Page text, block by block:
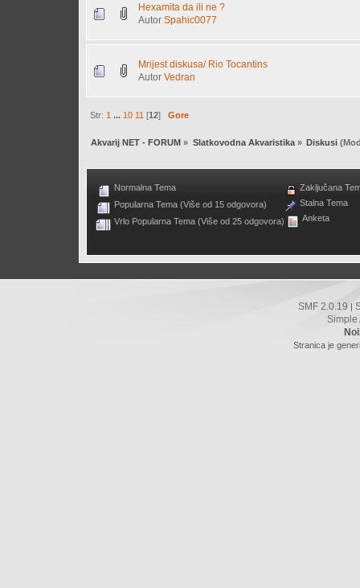
Hexamita da ili ne ?
Autor Spahic0077
Mrijest diskusa/ Rio Tocantins
Autor Vedran
Str: 1 ... 10 11 [12]Gore
Akvarij NET - FORUM » Slatkovodna Akvaristika» Diskusi
Normalna Tema
Popularna Tema (Više od 15 odgovora)
Vrlo Popularna Tema (Više od 25 odgovora)
Zaključana
Stalna Tema
Anketa
SMF 2.0.19 |
Simple
Stranica je